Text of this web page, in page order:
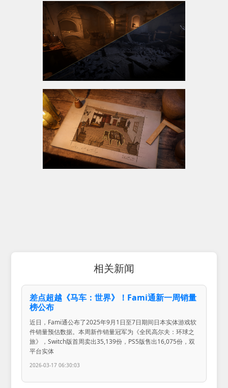
相关新闻
差点超越《马车：世界》！Fami通新一周销量
榜公布
近日，Fami通公布了2025年9月1日至7日期间日本实体游戏软
件销量预估数据。本周新作销量冠军为《全民高尔夫：环球之
旅》，Switch版首周卖出35,139份，PS5版售出16,075份，双
平台实体
2026-03-17 06:30:03